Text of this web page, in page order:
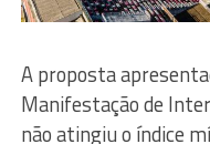
A proposta
Manifestação de
não atingiu o índice